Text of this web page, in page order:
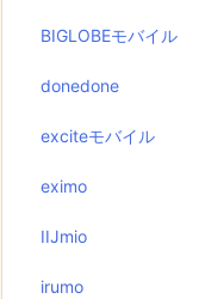
BIGLOBEモバイル
donedone
exciteモバイル
eximo
IIJmio
irumo